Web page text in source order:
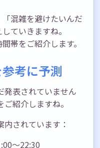
「混雑を避けたいんだ
ていきますね。
帯をご紹介します。
考に予測
発表されていません
ご紹介しますね。
されています：
～22:30